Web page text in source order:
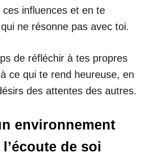
ces influences et en te
ne résonne pas avec toi.
de réfléchir à tes propres
ce qui te rend heureuse, en
des attentes des autres.
environnement
de soi